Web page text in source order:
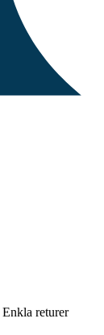
Enkla returer